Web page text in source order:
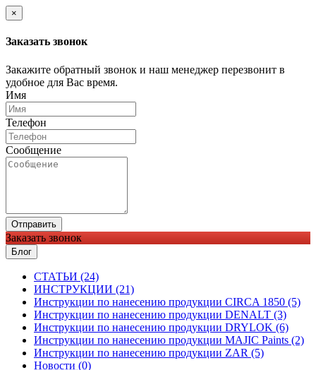
×
Заказать звонок
Закажите обратный звонок и наш менеджер перезвонит в
удобное для Вас время.
Имя
Телефон
Сообщение
Отправить
Заказать звонок
Блог
CТАТЬИ (24)
ИНСТРУКЦИИ (21)
Инструкции по нанесению продукции CIRCA 1850 (5)
Инструкции по нанесению продукции DENALT (3)
Инструкции по нанесению продукции DRYLOK (6)
Инструкции по нанесению продукции MAJIC Paints (2)
Инструкции по нанесению продукции ZAR (5)
Новости (0)